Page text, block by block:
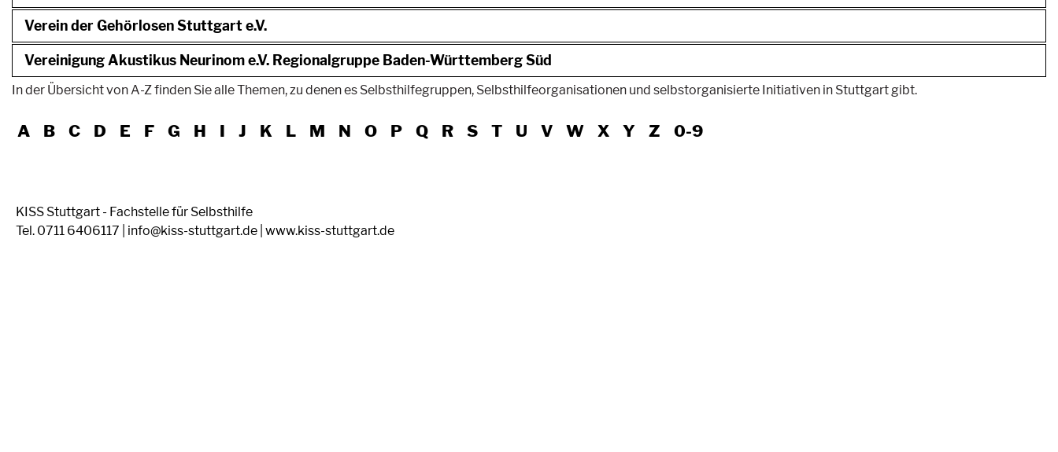
Verein der Gehörlosen Stuttgart e.V.
Vereinigung Akustikus Neurinom e.V. Regionalgruppe Baden-Württemberg Süd
In der Übersicht von A-Z finden Sie alle Themen, zu denen es Selbsthilfegruppen, Selbsthilfeorganisationen und selbstorganisierte Initiativen in Stuttgart gibt.
A B C D E F G H I J K L M N O P Q R S T U V W X Y Z 0-9
KISS Stuttgart - Fachstelle für Selbsthilfe
Tel. 0711 6406117 | info@kiss-stuttgart.de | www.kiss-stuttgart.de